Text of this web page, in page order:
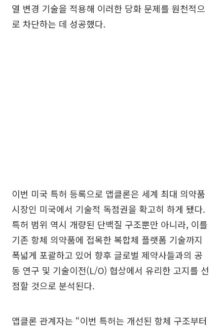
열 변경 기술을 적용해 이러한 당화 문제를 원천적으
로 차단하는 데 성공했다.
이번 미국 특허 등록으로 앱클론은 세계 최대 의약품
시장인 미국에서 기술적 독점권을 확고히 하게 됐다.
특허 범위 역시 개량된 단백질 구조뿐만 아니라, 이를
기존 항체 의약품에 접목한 복합체 플랫폼 기술까지
폭넓게 포괄하고 있어 향후 글로벌 제약사들과의 공
동 연구 및 기술이전(L/O) 협상에서 유리한 고지를 선
점할 것으로 분석된다.
앱클론 관계자는 “이번 특허는 개선된 항체 구조부터